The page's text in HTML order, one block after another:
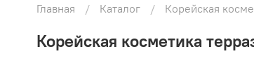
Главная Каталог Корейская
Корейская косметика